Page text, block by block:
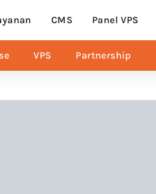
CMS Panel VPS
VPS Partnership